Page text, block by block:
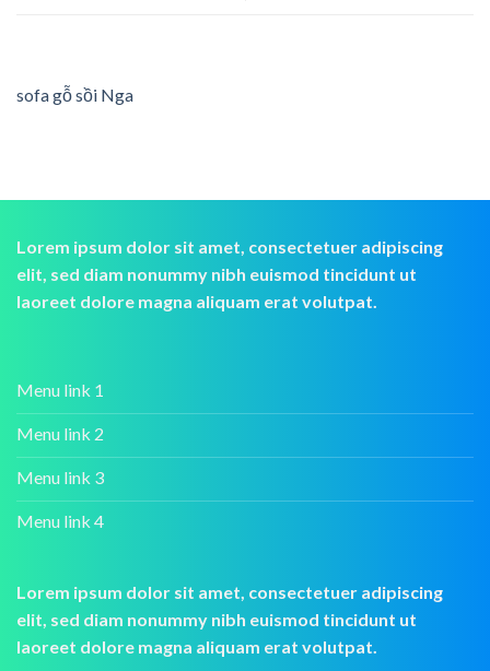
sofa gỗ sồi Nga
Lorem ipsum dolor sit amet, consectetuer adipiscing
elit, sed diam nonummy nibh euismod tincidunt ut
laoreet dolore magna aliquam erat volutpat.
Menu link 1
Menu link 2
Menu link 3
Menu link 4
Lorem ipsum dolor sit amet, consectetuer adipiscing
elit, sed diam nonummy nibh euismod tincidunt ut
laoreet dolore magna aliquam erat volutpat.